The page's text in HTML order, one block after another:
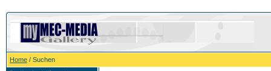
Home / Suchen